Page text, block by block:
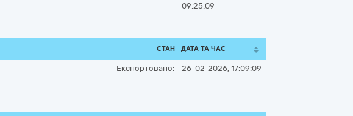
09:25:09
СТАН ДАТА ТА ЧАС
Експортовано: 26-02-2026, 17:09:09